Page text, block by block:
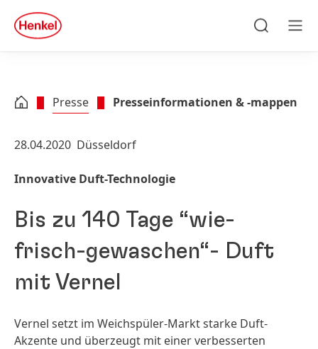
Zu Footer springen
quick
search
Presse Presseinformationen & -mappen
28.04.2020 Düsseldorf
Innovative Duft-Technologie
Bis zu 140 Tage “wie-
frisch-gewaschen“- Duft
mit Vernel
Vernel setzt im Weichspüler-Markt starke Duft-
Akzente und überzeugt mit einer verbesserten